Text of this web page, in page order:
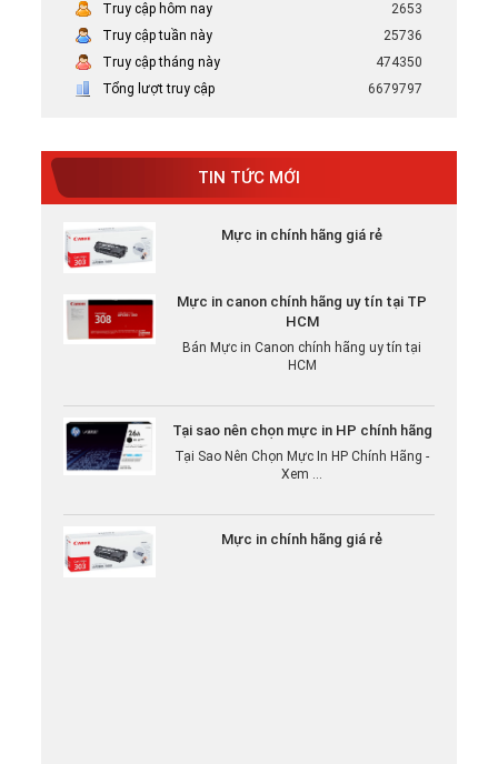
Truy cập hôm nay
2653
Truy cập tuần này
25736
Truy cập tháng này
474350
Tổng lượt truy cập
6679797
TIN TỨC MỚI
Bán Mực in Canon chính hãng uy tín tại
Mực in chính hãng giá rẻ
Mực in canon chính hãng uy tín tại TP
HCM
Bán Mực in Canon chính hãng uy tín tại
HCM
Tại sao nên chọn mực in HP chính hãng
Tại Sao Nên Chọn Mực In HP Chính Hãng -
Xem ...
Mực in chính hãng giá rẻ